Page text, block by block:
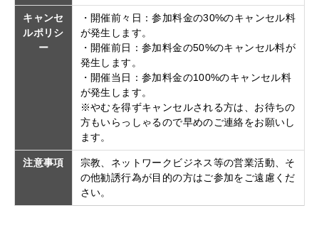
キャンセ
ルポリシ
ー
・開催前々日：参加料金の30%のキャンセル料
が発生します。
・開催前日：参加料金の50%のキャンセル料が
発生します。
・開催当日：参加料金の100%のキャンセル料
が発生します。
※やむを得ずキャンセルされる方は、お待ちの
方もいらっしゃるので早めのご連絡をお願いし
ます。
注意事項
宗教、ネットワークビジネス等の営業活動、そ
の他勧誘行為が目的の方はご参加をご遠慮くだ
さい。